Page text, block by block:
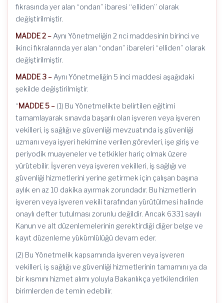
fıkrasında yer alan “ondan” ibaresi “elliden” olarak
değiştirilmiştir.
MADDE 2 – Aynı Yönetmeliğin 2 nci maddesinin birinci ve
ikinci fıkralarında yer alan “ondan” ibareleri “elliden” olarak
değiştirilmiştir.
MADDE 3 – Aynı Yönetmeliğin 5 inci maddesi aşağıdaki
şekilde değiştirilmiştir.
“MADDE 5 – (1) Bu Yönetmelikte belirtilen eğitimi
tamamlayarak sınavda başarılı olan işveren veya işveren
vekilleri, iş sağlığı ve güvenliği mevzuatında iş güvenliği
uzmanı veya işyeri hekimine verilen görevleri, işe giriş ve
periyodik muayeneler ve tetkikler hariç olmak üzere
yürütebilir. İşveren veya işveren vekilleri, iş sağlığı ve
güvenliği hizmetlerini yerine getirmek için çalışan başına
aylık en az 10 dakika ayırmak zorundadır. Bu hizmetlerin
işveren veya işveren vekili tarafından yürütülmesi halinde
onaylı defter tutulması zorunlu değildir. Ancak 6331 sayılı
Kanun ve alt düzenlemelerinin gerektirdiği diğer belge ve
kayıt düzenleme yükümlülüğü devam eder.
(2) Bu Yönetmelik kapsamında işveren veya işveren
vekilleri, iş sağlığı ve güvenliği hizmetlerinin tamamını ya da
bir kısmını hizmet alımı yoluyla Bakanlıkça yetkilendirilen
birimlerden de temin edebilir.